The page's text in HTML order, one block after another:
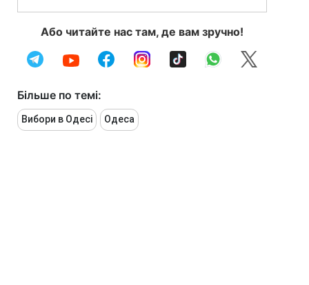
Або читайте нас там, де вам зручно!
Більше по темі:
Вибори в Одесі Одеса